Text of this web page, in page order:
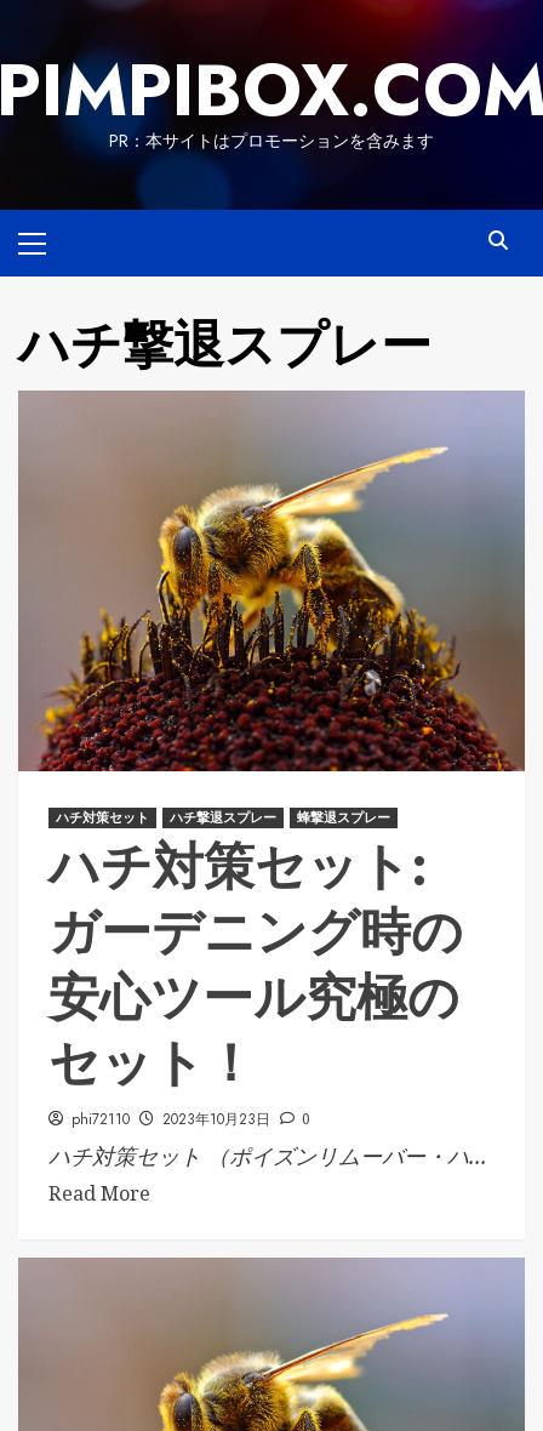
content
PR：本サイトはプロモーションを含みます
Menu
ハチ撃退スプレー
ハチ対策セット ハチ撃退スプレー 蜂撃退スプレー
ハチ対策セット:
ガーデニング時の
安心ツール究極の
セット！
phi72110 2023年10月23日 0
ハチ対策セット （ポイズンリムーバー・ハ...
Read More